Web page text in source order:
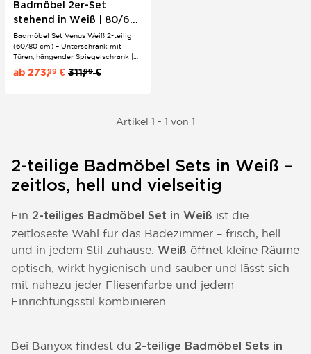
Badmöbel 2er-Set
stehend in Weiß | 80/60
cm | Futuristisch/Modern
Badmöbel Set Venus Weiß 2-teilig
(60/80 cm) – Unterschrank mit
Türen, hängender Spiegelschrank |
Modernes Design ? Jetzt günstig &
schnell lieferbar!
ab 273,99 € 311,99€
Artikel 1 - 1 von 1
2-teilige Badmöbel Sets in Weiß –
zeitlos, hell und vielseitig
Ein 2-teiliges Badmöbel Set in Weiß ist die
zeitloseste Wahl für das Badezimmer – frisch, hell
und in jedem Stil zuhause.
Weiß öffnet kleine Räume
optisch, wirkt hygienisch und sauber und lässt sich
mit nahezu jeder Fliesenfarbe und jedem
Einrichtungsstil kombinieren.
Bei Banyox findest du 2-teilige Badmöbel Sets in